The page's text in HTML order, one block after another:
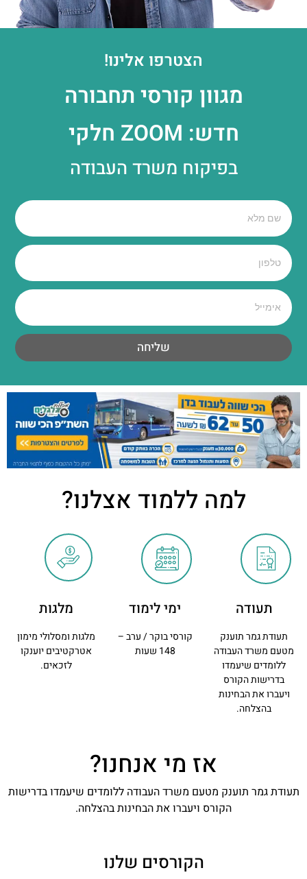
הצטרפו אלינו!
מגוון קורסי תחבורה
חדש: ZOOM חלקי
בפיקוח משרד העבודה
שליחה
למה ללמוד אצלנו?
תעודה
תעודת גמר תוענק
מטעם משרד העבודה
ללומדים שיעמדו
בדרישות הקורס
ויעברו את הבחינות
בהצלחה.
ימי לימוד
קורסי בוקר / ערב –
148 שעות
מלגות
מלגות ומסלולי מימון
אטרקטיבים יוענקו
לזכאים.
אז מי אנחנו?
תעודת גמר תוענק מטעם משרד העבודה ללומדים שיעמדו בדרישות
הקורס ויעברו את הבחינות בהצלחה.
הקורסים שלנו